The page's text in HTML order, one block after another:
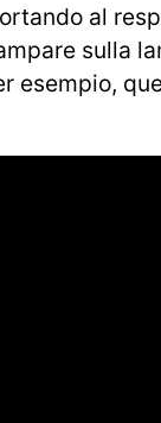
al
sulla
esempio,